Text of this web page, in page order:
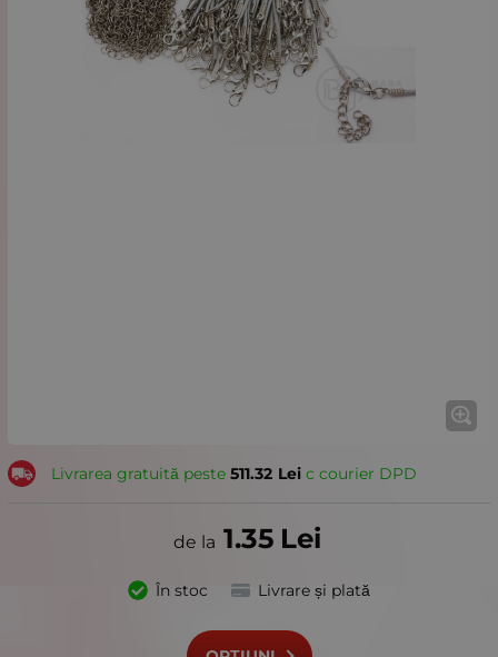
Livrarea gratuită peste 511.32 Leiс courier DPD
1.35 Lei
În stoc Livrare și plată